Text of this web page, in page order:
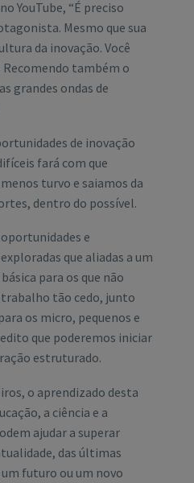
YouTube, “É preciso
Mesmo que sua
da inovação. Você
Recomendo também o
grandes ondas de
de inovação
fará com que
turvo e saiamos da
dentro do possível.
e
que aliadas a um
para os que não
tão cedo, junto
os micro, pequenos e
que poderemos iniciar
estruturado.
o aprendizado desta
a ciência e a
ajudar a superar
das últimas
um futuro ou um novo